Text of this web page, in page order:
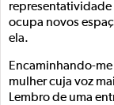
representatividade
ocupa novos
ela.
Encaminhando-
mulher cuja voz
Lembro de uma